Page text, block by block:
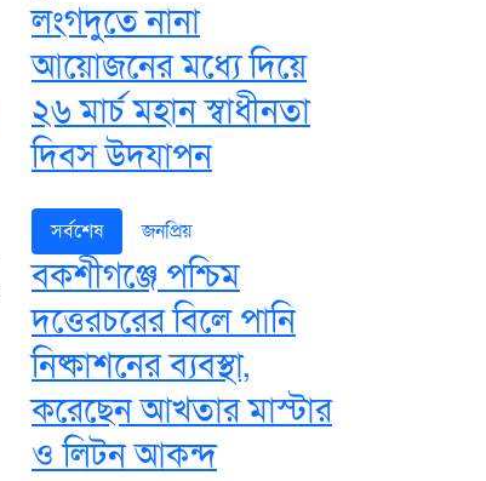
লংগদুতে নানা
আয়োজনের মধ্যে দিয়ে
২৬ মার্চ মহান স্বাধীনতা
দিবস উদযাপন
সর্বশেষ জনপ্রিয়
বকশীগঞ্জে পশ্চিম
দত্তেরচরের বিলে পানি
নিষ্কাশনের ব্যবস্থা,
করেছেন আখতার মাস্টার
ও লিটন আকন্দ